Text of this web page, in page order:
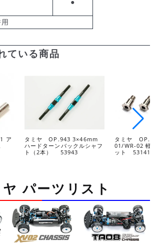
●
ている商品
ア
タミヤ OP.943 3×46mm
ハードターンバックルシャフ
ト（2本） 53943
タミヤ
01/WR-02 軽
ット 53141
パーツリスト